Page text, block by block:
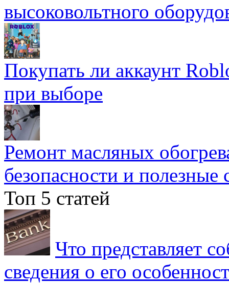
высоковольтного
Покупать ли аккаунт
при выборе
Ремонт масляных
безопасности и полезные
Топ 5 статей
Что представляет
сведения о его